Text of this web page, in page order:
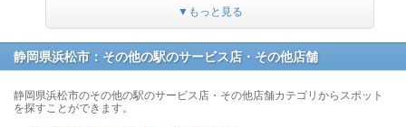
▼もっと見る
静岡県浜松市：その他の駅のサービス店・その他店舗
静岡県浜松市のその他の駅のサービス店・その他店舗カテゴリからスポット
を探すことができます。